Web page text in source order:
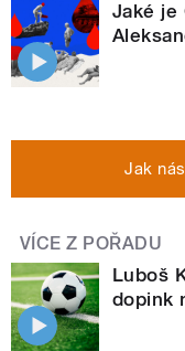
Jaké je
Jak
VÍCE Z POŘADU
Luboš
dopink